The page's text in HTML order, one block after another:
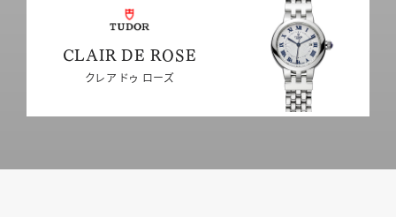
CLAIR DE ROSE
クレア ドゥ ローズ